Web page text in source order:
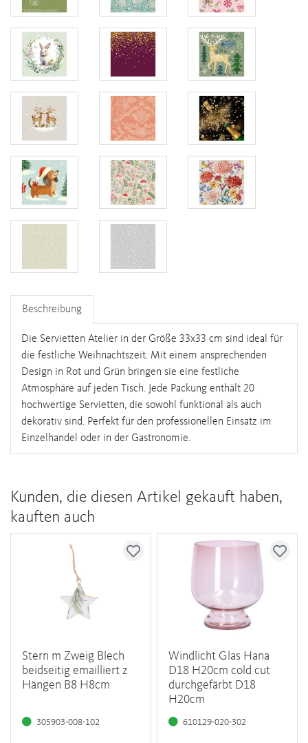
Beschreibung
Die Servietten Atelier in der Größe 33x33 cm sind ideal für
die festliche Weihnachtszeit. Mit einem ansprechenden
Design in Rot und Grün bringen sie eine festliche
Atmosphäre auf jeden Tisch. Jede Packung enthält 20
hochwertige Servietten, die sowohl funktional als auch
dekorativ sind. Perfekt für den professionellen Einsatz im
Einzelhandel oder in der Gastronomie.
Kunden, die diesen Artikel gekauft haben,
kauften auch
Stern m Zweig Blech
beidseitig emailliert z
Hängen B8 H8cm
305903-008-102
Windlicht Glas Hana
D18 H20cm cold cut
durchgefärbt D18
H20cm
610129-020-302